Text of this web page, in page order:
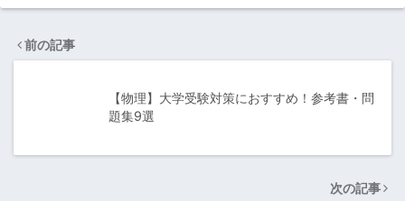
前の記事
【物理】大学受験対策におすすめ！参考書・問
題集9選
次の記事